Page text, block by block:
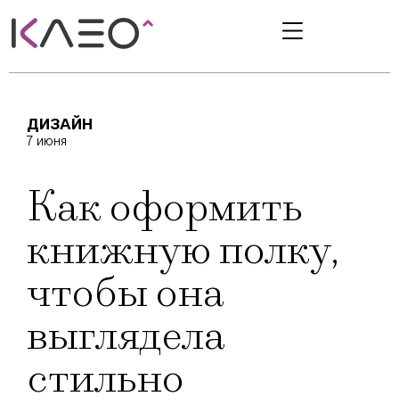
ДИЗАЙН
7 июня
Как оформить
книжную полку,
чтобы она
выглядела
стильно